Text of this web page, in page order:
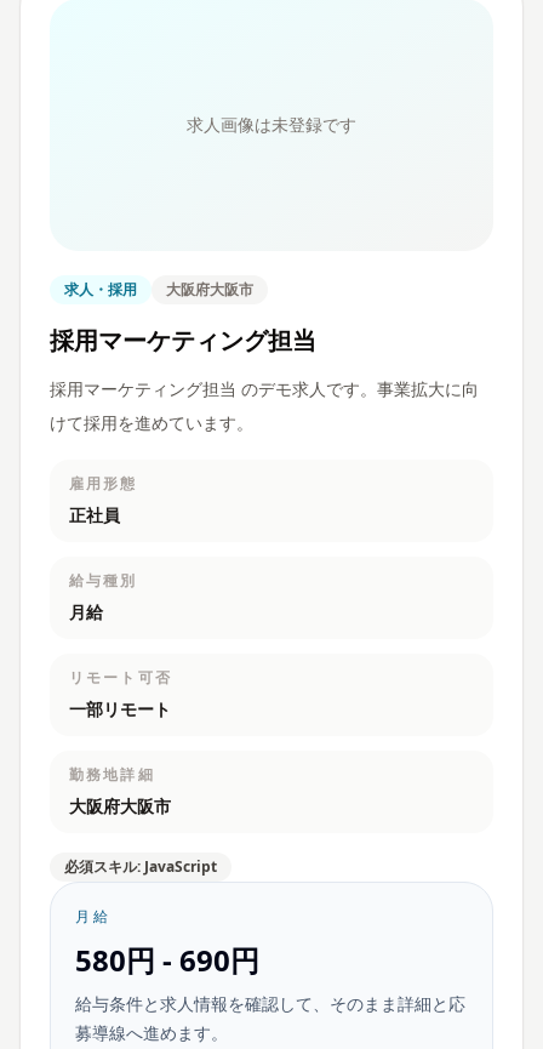
求人画像は未登録です
求人・採用 大阪府大阪市
採用マーケティング担当
採用マーケティング担当 のデモ求人です。事業拡大に向
けて採用を進めています。
雇用形態
正社員
給与種別
月給
リモート可否
一部リモート
勤務地詳細
大阪府大阪市
必須スキル: JavaScript
月給
580円 - 690円
給与条件と求人情報を確認して、そのまま詳細と応
募導線へ進めます。